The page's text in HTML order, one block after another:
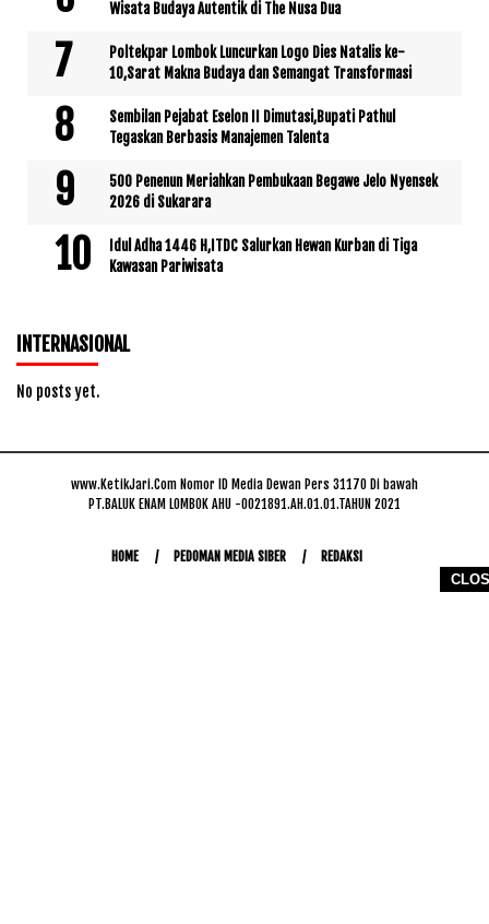
Wisata Budaya Autentik di The Nusa Dua
Poltekpar Lombok Luncurkan Logo Dies Natalis ke-
10,Sarat Makna Budaya dan Semangat Transformasi
Sembilan Pejabat Eselon II Dimutasi,Bupati Pathul
Tegaskan Berbasis Manajemen Talenta
500 Penenun Meriahkan Pembukaan Begawe Jelo Nyensek
2026 di Sukarara
Idul Adha 1446 H,ITDC Salurkan Hewan Kurban di Tiga
Kawasan Pariwisata
INTERNASIONAL
No posts yet.
www.KetikJari.Com Nomor ID Media Dewan Pers 31170 Di bawah
PT.BALUK ENAM LOMBOK AHU -0021891.AH.01.01.TAHUN 2021
HOME PEDOMAN MEDIA SIBER REDAKSI